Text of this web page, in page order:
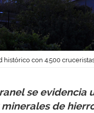
con 4.500
se
de